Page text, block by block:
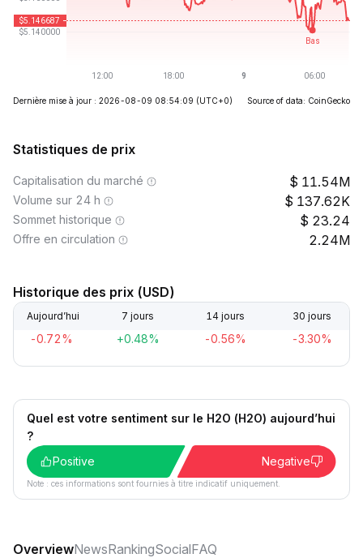
Dernière mise à jour : 2026-08-09 08:54:09 (UTC+0) Source of data: CoinGecko
Statistiques de prix
Capitalisation du marché 11.54M
Volume sur 24 h 137.62K
Sommet historique 23.24
Offre en circulation 2.24M
Historique des prix (USD)
Aujourd’hui 7 jours 14 jours 30 jours
-0.72% +0.48% -0.56% -3.30%
Quel est votre sentiment sur le H2O (H2O) aujourd’hui
?
Positive
Negative
Note : ces informations sont fournies à titre indicatif uniquement.
OverviewNewsRankingSocialFAQ